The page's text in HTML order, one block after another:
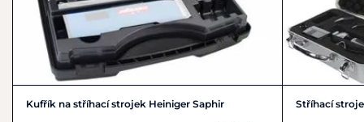
Kufřík na stříhací strojek Heiniger Saphir Stříhací